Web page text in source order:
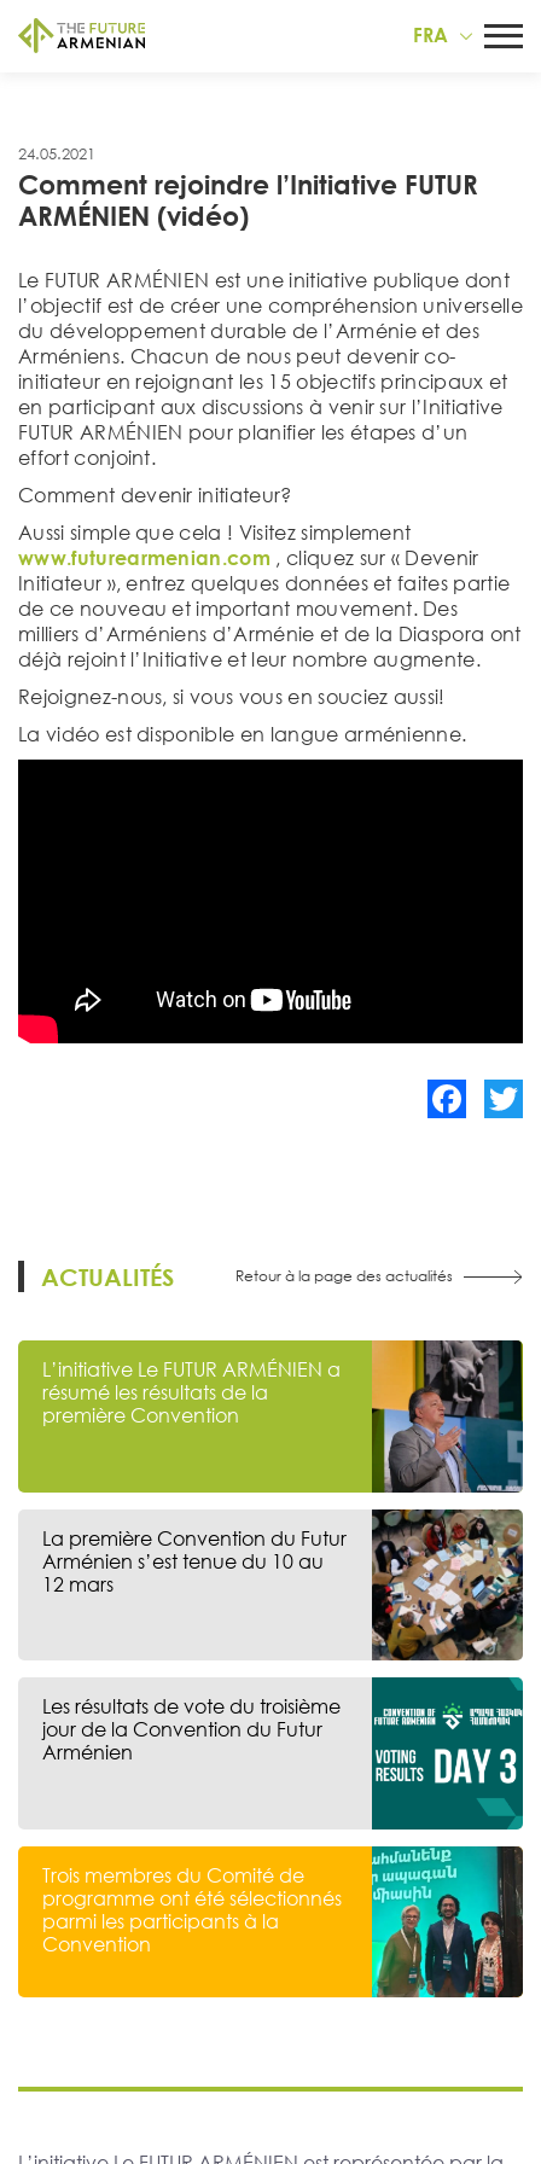
FRA
24.05.2021
Comment rejoindre l’Initiative FUTUR
ARMÉNIEN (vidéo)
Le FUTUR ARMÉNIEN est une initiative publique dont
l’objectif est de créer une compréhension universelle
du développement durable de l’Arménie et des
Arméniens. Chacun de nous peut devenir co-
initiateur en rejoignant les 15 objectifs principaux et
en participant aux discussions à venir sur l’Initiative
FUTUR ARMÉNIEN pour planifier les étapes d’un
effort conjoint.
Comment devenir initiateur?
Aussi simple que cela ! Visitez simplement
www.futurearmenian.com , cliquez sur « Devenir
Initiateur », entrez quelques données et faites partie
de ce nouveau et important mouvement. Des
milliers d’Arméniens d’Arménie et de la Diaspora ont
déjà rejoint l’Initiative et leur nombre augmente.
Rejoignez-nous, si vous vous en souciez aussi!
La vidéo est disponible en langue arménienne.
ACTUALITÉS Retour à la page des actualités
L’initiative Le FUTUR ARMÉNIEN a
résumé les résultats de la
première Convention
La première Convention du Futur
Arménien s’est tenue du 10 au
12 mars
Les résultats de vote du troisième
jour de la Convention du Futur
Arménien
Trois membres du Comité de
programme ont été sélectionnés
parmi les participants à la
Convention